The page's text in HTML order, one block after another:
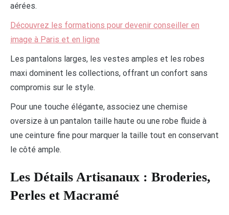
aérées.
Découvrez les formations pour devenir conseiller en
image à Paris et en ligne
Les pantalons larges, les vestes amples et les robes
maxi dominent les collections, offrant un confort sans
compromis sur le style.
Pour une touche élégante, associez une chemise
oversize à un pantalon taille haute ou une robe fluide à
une ceinture fine pour marquer la taille tout en conservant
le côté ample.
Les Détails Artisanaux : Broderies,
Perles et Macramé